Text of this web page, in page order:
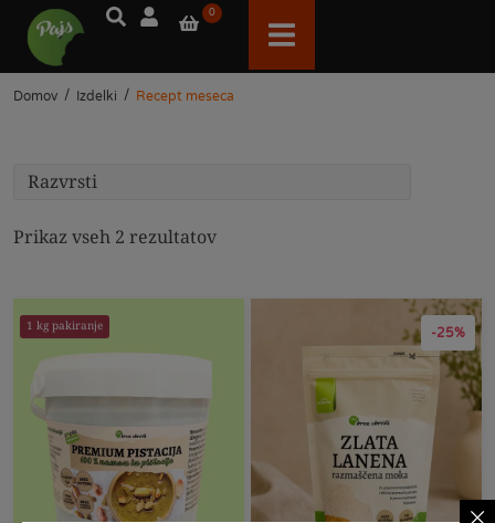
0
Domov / Izdelki / Recept meseca
Prikaz vseh 2 rezultatov
1 kg pakiranje -25%